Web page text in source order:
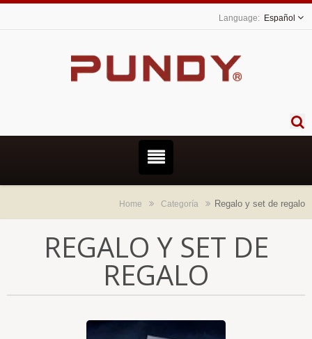
Español
Home Categoría Regalo y set de regalo
REGALO Y SET DE
REGALO